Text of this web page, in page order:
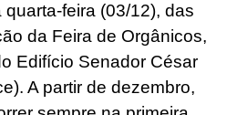
feira (03/12), das
da Feira de Orgânicos,
Edifício Senador César
A partir de dezembro,